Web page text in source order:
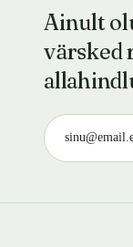
Ainult
värsked